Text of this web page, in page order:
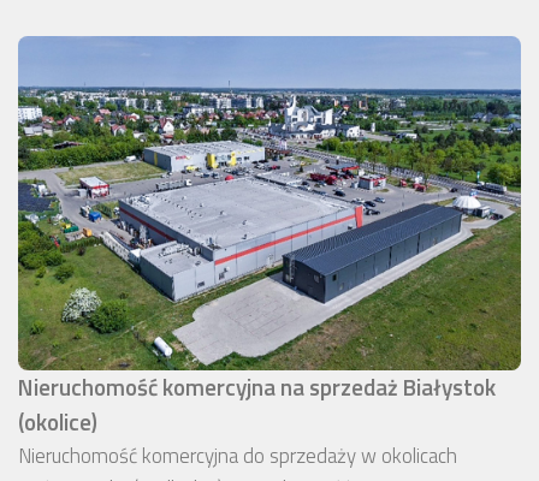
Nieruchomość komercyjna na sprzedaż Białystok
(okolice)
Nieruchomość komercyjna do sprzedaży w okolicach